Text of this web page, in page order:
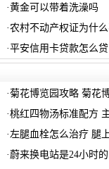
·黄金可以带着洗澡吗
·农村不动产权证为什
·平安信用卡贷款怎么贷
·菊花博览园攻略 菊花
·桃红四物汤标准配方
·左腿血栓怎么治疗 腿
· 蔚来换电站是24小时